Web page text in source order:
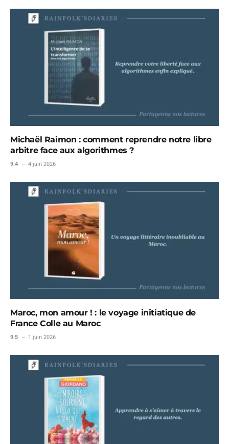
Michaël Raimon : comment reprendre notre libre
arbitre face aux algorithmes ?
9.4 4 juin 2026
Maroc, mon amour ! : le voyage initiatique de
France Colle au Maroc
9.5 1 juin 2026